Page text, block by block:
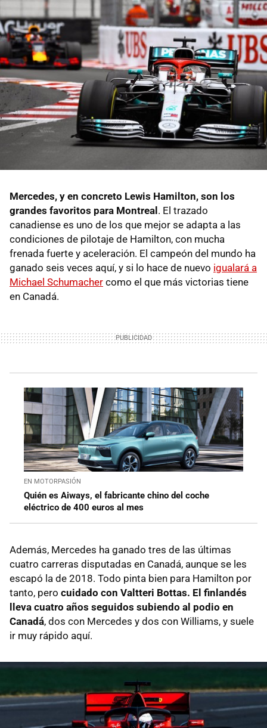
Mercedes, y en concreto Lewis Hamilton, son los
grandes favoritos para Montreal . El trazado
canadiense es uno de los que mejor se adapta a las
condiciones de pilotaje de Hamilton, con mucha
frenada fuerte y aceleración. El campeón del mundo ha
ganado seis veces aquí, y si lo hace de nuevo igualará a
Michael Schumacher como el que más victorias tiene
en Canadá.
EN MOTORPASIÓN
Quién es Aiways, el fabricante chino del coche
eléctrico de 400 euros al mes
Además, Mercedes ha ganado tres de las últimas
cuatro carreras disputadas en Canadá, aunque se les
escapó la de 2018. Todo pinta bien para Hamilton por
tanto, pero cuidado con Valtteri Bottas. El finlandés
lleva cuatro años seguidos subiendo al podio en
Canadá, dos con Mercedes y dos con Williams, y suele
ir muy rápido aquí.